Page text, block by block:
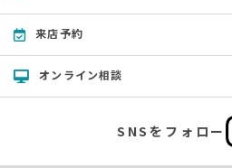
来店予約
オンライン相談
SNSをフォロー